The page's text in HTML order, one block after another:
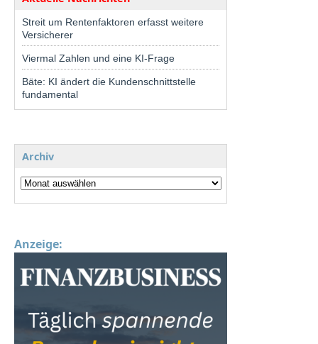
Streit um Rentenfaktoren erfasst weitere
Versicherer
Viermal Zahlen und eine KI-Frage
Bäte: KI ändert die Kundenschnittstelle
fundamental
Archiv
Anzeige: